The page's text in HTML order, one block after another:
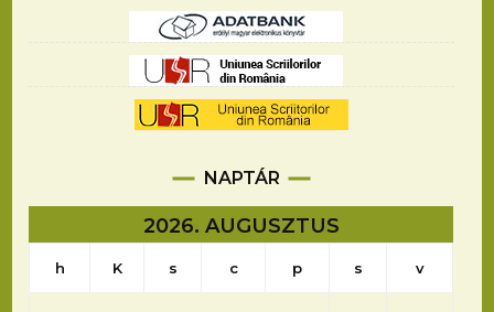
NAPTÁR
2026. AUGUSZTUS
h K s c p s v